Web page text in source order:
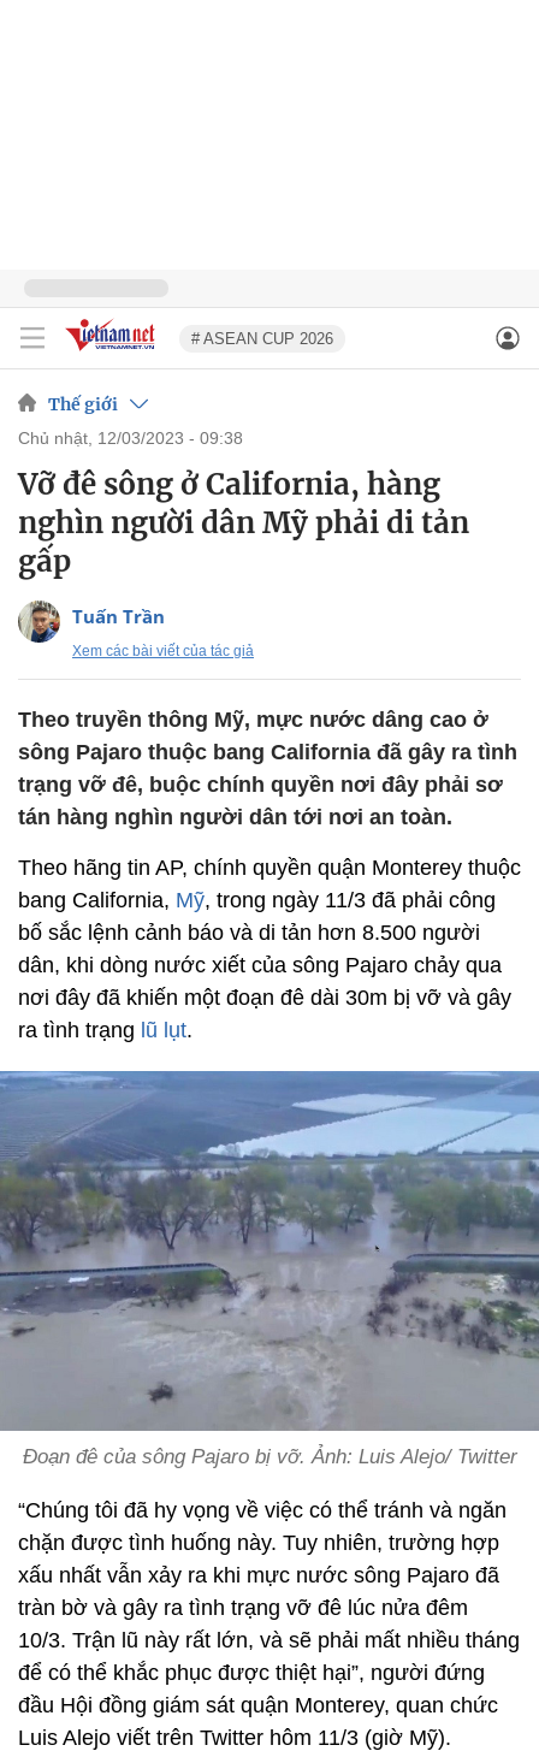
# ASEAN CUP 2026
Thế giới
chủ nhật, 12/03/2023 - 09:38
Vỡ đê sông ở California, hàng
nghìn người dân Mỹ phải di tản
gấp
Tuấn Trần
Xem các bài viết của tác giả
Theo truyền thông Mỹ, mực nước dâng cao ở
sông Pajaro thuộc bang California đã gây ra tình
trạng vỡ đê, buộc chính quyền nơi đây phải sơ
tán hàng nghìn người dân tới nơi an toàn.
Theo hãng tin AP, chính quyền quận Monterey thuộc
bang California, Mỹ, trong ngày 11/3 đã phải công
bố sắc lệnh cảnh báo và di tản hơn 8.500 người
dân, khi dòng nước xiết của sông Pajaro chảy qua
nơi đây đã khiến một đoạn đê dài 30m bị vỡ và gây
ra tình trạng lũ lụt.
Đoạn đê của sông Pajaro bị vỡ. Ảnh: Luis Alejo/ Twitter
“Chúng tôi đã hy vọng về việc có thể tránh và ngăn
chặn được tình huống này. Tuy nhiên, trường hợp
xấu nhất vẫn xảy ra khi mực nước sông Pajaro đã
tràn bờ và gây ra tình trạng vỡ đê lúc nửa đêm
10/3. Trận lũ này rất lớn, và sẽ phải mất nhiều tháng
để có thể khắc phục được thiệt hại”, người đứng
đầu Hội đồng giám sát quận Monterey, quan chức
Luis Alejo viết trên Twitter hôm 11/3 (giờ Mỹ).